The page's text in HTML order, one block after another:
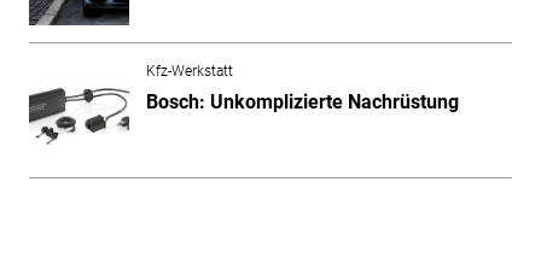
Kfz-Werkstatt
Bosch: Unkomplizierte Nachrüstung